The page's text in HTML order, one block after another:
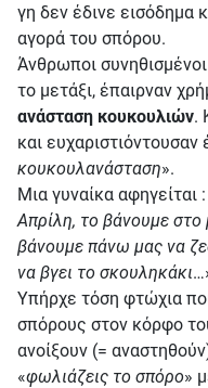
γη δεν έδινε εισόδημα
αγορά του σπόρου.
Άνθρωποι
το μετάξι, έπαιρναν
ανάσταση κουκουλιών.
και ευχαριστιόντουσαν
κουκουλανάσταση».
Μια γυναίκα αφηγείται :
Απρίλη, το βάνουμε στο
βάνουμε πάνω μας να
να βγει το σκουληκάκι
Υπήρχε τόση φτώχια
σπόρους στον κόρφο
ανοίξουν (=
«φωλιάζεις το σπόρο»